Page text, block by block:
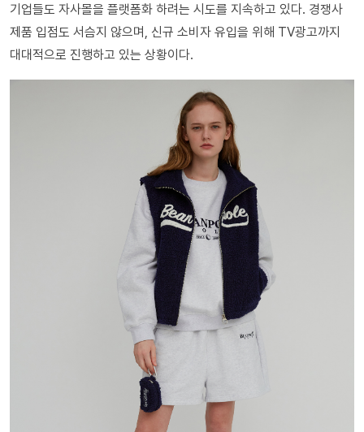
기업들도 자사몰을 플랫폼화 하려는 시도를 지속하고 있다. 경쟁사
제품 입점도 서슴지 않으며, 신규 소비자 유입을 위해 TV광고까지
대대적으로 진행하고 있는 상황이다.